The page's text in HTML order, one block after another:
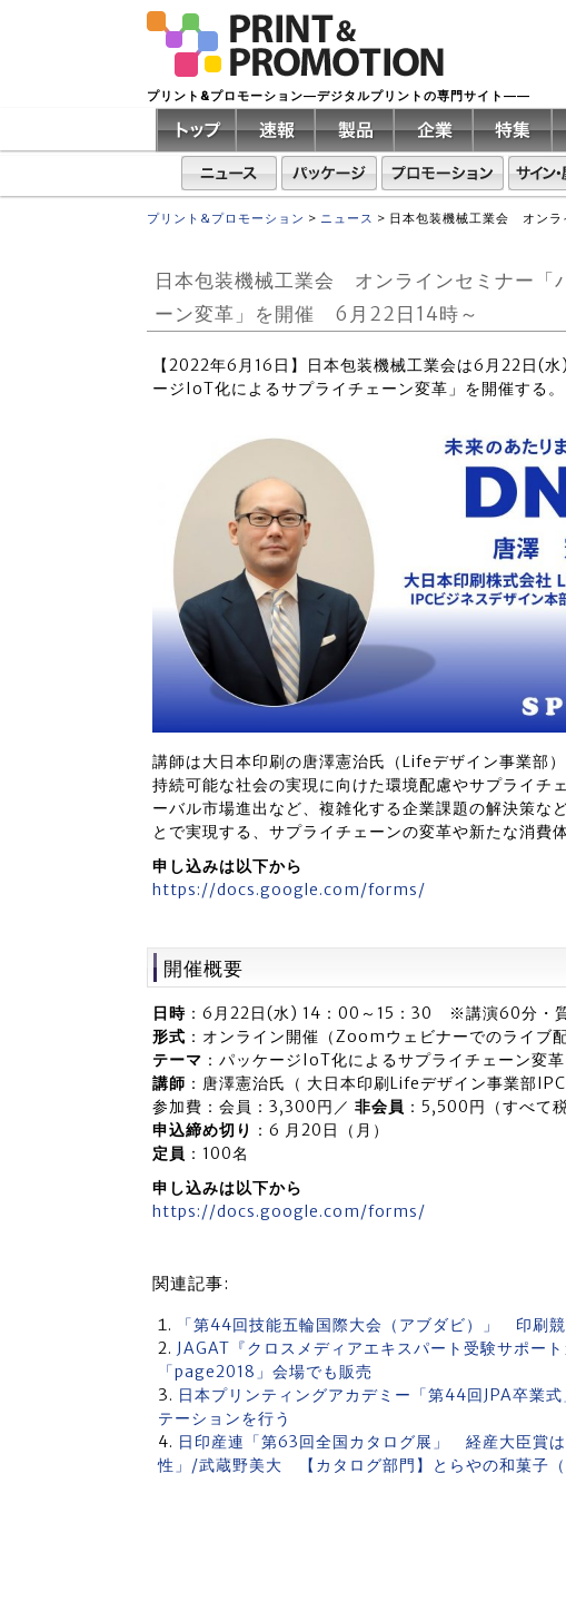
プリント&プロモーション―デジタルプリントの専門サイト――
プリント&プロモーション > ニュース > 日本包装機械工業会 オン
日本包装機械工業会 オンラインセミナー「
ーン変革」を開催 6月22日14時～
【2022年6月16日】日本包装機械工業会は6月22日(
ージIoT化によるサプライチェーン変革」を開催する。
講師は大日本印刷の唐澤憲治氏（Lifeデザイン事業部）
持続可能な社会の実現に向けた環境配慮やサプライチ
ーバル市場進出など、複雑化する企業課題の解決策な
とで実現する、サプライチェーンの変革や新たな消費
申し込みは以下から
https://docs.google.com/forms/
開催概要
日時 ：6月22日(水) 14：00～15：30 ※講演60分・
形式 ：オンライン開催（Zoomウェビナーでのライブ配
テーマ ：パッケージIoT化によるサプライチェーン変革
講師 ：唐澤憲治氏（ 大日本印刷Lifeデザイン事業部
参加費：会員：3,300円／ 非会員 ：5,500円（すべて税
申込締め切り ：6 月20日（月）
定員 ：100名
申し込みは以下から
https://docs.google.com/forms/
関連記事:
「第44回技能五輪国際大会（アブダビ）」 印刷
JAGAT『クロスメディアエキスパート受験サポー
「page2018」会場でも販売
日本プリンティングアカデミー「第44回JPA卒業
テーションを行う
日印産連「第63回全国カタログ展」 経産大臣賞
性」/武蔵野美大 【カタログ部門】とらやの和菓子